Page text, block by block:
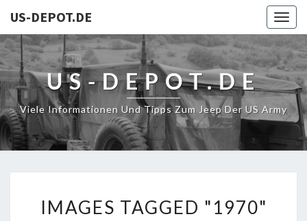
US-DEPOT.DE
US-DEPOT.DE
Viele Informationen Und Tipps Zum Jeep Der US Army
TAGGED
IMAGES TAGGED "1970"